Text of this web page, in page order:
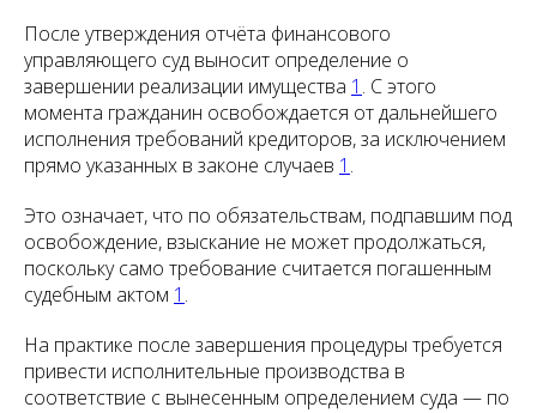
После утверждения отчёта финансового
управляющего суд выносит определение о
завершении реализации имущества 1 . С этого
момента гражданин освобождается от дальнейшего
исполнения требований кредиторов, за исключением
прямо указанных в законе случаев 1 .
Это означает, что по обязательствам, подпавшим под
освобождение, взыскание не может продолжаться,
поскольку само требование считается погашенным
судебным актом 1 .
На практике после завершения процедуры требуется
привести исполнительные производства в
соответствие с вынесенным определением суда — по